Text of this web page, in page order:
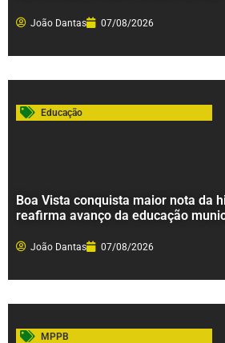
João Dantas 07/08/2026
Educação
Boa Vista conquista maior nota da
reafirma avanço da educação
João Dantas 07/08/2026
MPPB